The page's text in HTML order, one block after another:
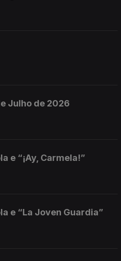
Julho de 2026
e “¡Ay, Carmela!”
e “La Joven Guardia”